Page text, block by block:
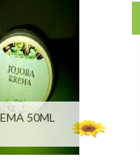
50ML